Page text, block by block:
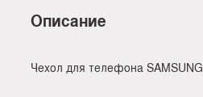
Описание
Чехол для телефона SAMSUNG